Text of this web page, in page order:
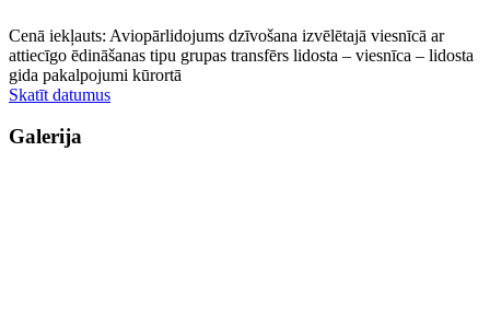
Cenā iekļauts: Aviopārlidojums dzīvošana izvēlētajā viesnīcā ar
attiecīgo ēdināšanas tipu grupas transfērs lidosta – viesnīca – lidosta
gida pakalpojumi kūrortā
Skatīt datumus
Galerija